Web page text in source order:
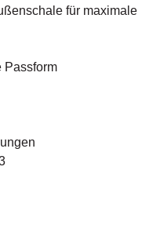
für maximale
Passform